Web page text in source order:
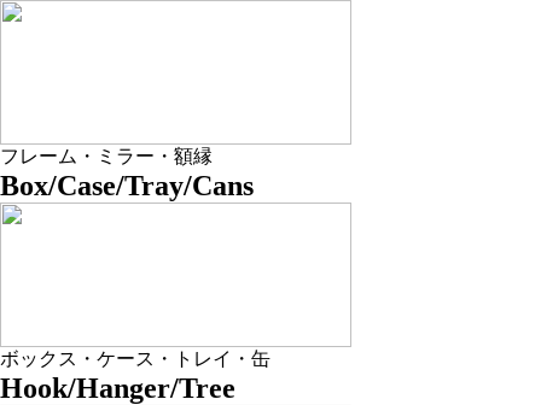
フレーム・ミラー・額縁
Box/Case/Tray/Cans
ボックス・ケース・トレイ・缶
Hook/Hanger/Tree